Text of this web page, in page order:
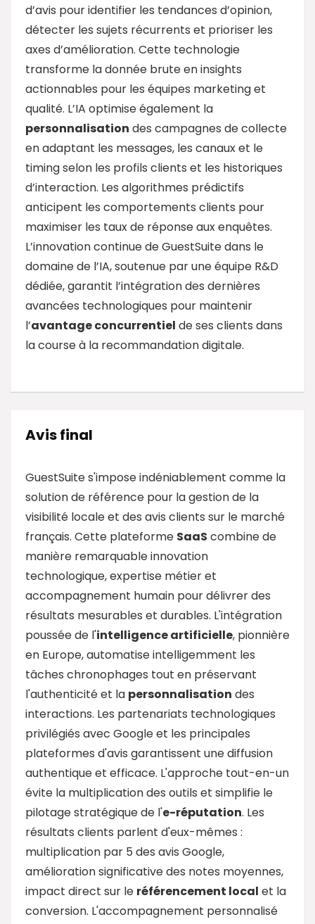
d’avis pour identifier les tendances d’opinion,
détecter les sujets récurrents et prioriser les
axes d’amélioration. Cette technologie
transforme la donnée brute en insights
actionnables pour les équipes marketing et
qualité. L’IA optimise également la
personnalisation des campagnes de collecte
en adaptant les messages, les canaux et le
timing selon les profils clients et les historiques
d’interaction. Les algorithmes prédictifs
anticipent les comportements clients pour
maximiser les taux de réponse aux enquêtes.
L’innovation continue de GuestSuite dans le
domaine de l’IA, soutenue par une équipe R&D
dédiée, garantit l’intégration des dernières
avancées technologiques pour maintenir
l’avantage concurrentiel de ses clients dans
la course à la recommandation digitale.
Avis final
GuestSuite s'impose indéniablement comme la
solution de référence pour la gestion de la
visibilité locale et des avis clients sur le marché
français. Cette plateforme SaaS combine de
manière remarquable innovation
technologique, expertise métier et
accompagnement humain pour délivrer des
résultats mesurables et durables. L'intégration
poussée de l'intelligence artificielle, pionnière
en Europe, automatise intelligemment les
tâches chronophages tout en préservant
l'authenticité et la personnalisation des
interactions. Les partenariats technologiques
privilégiés avec Google et les principales
plateformes d'avis garantissent une diffusion
authentique et efficace. L'approche tout-en-un
évite la multiplication des outils et simplifie le
pilotage stratégique de l'e-réputation. Les
résultats clients parlent d'eux-mêmes :
multiplication par 5 des avis Google,
amélioration significative des notes moyennes,
impact direct sur le référencement local et la
conversion. L'accompagnement personnalisé